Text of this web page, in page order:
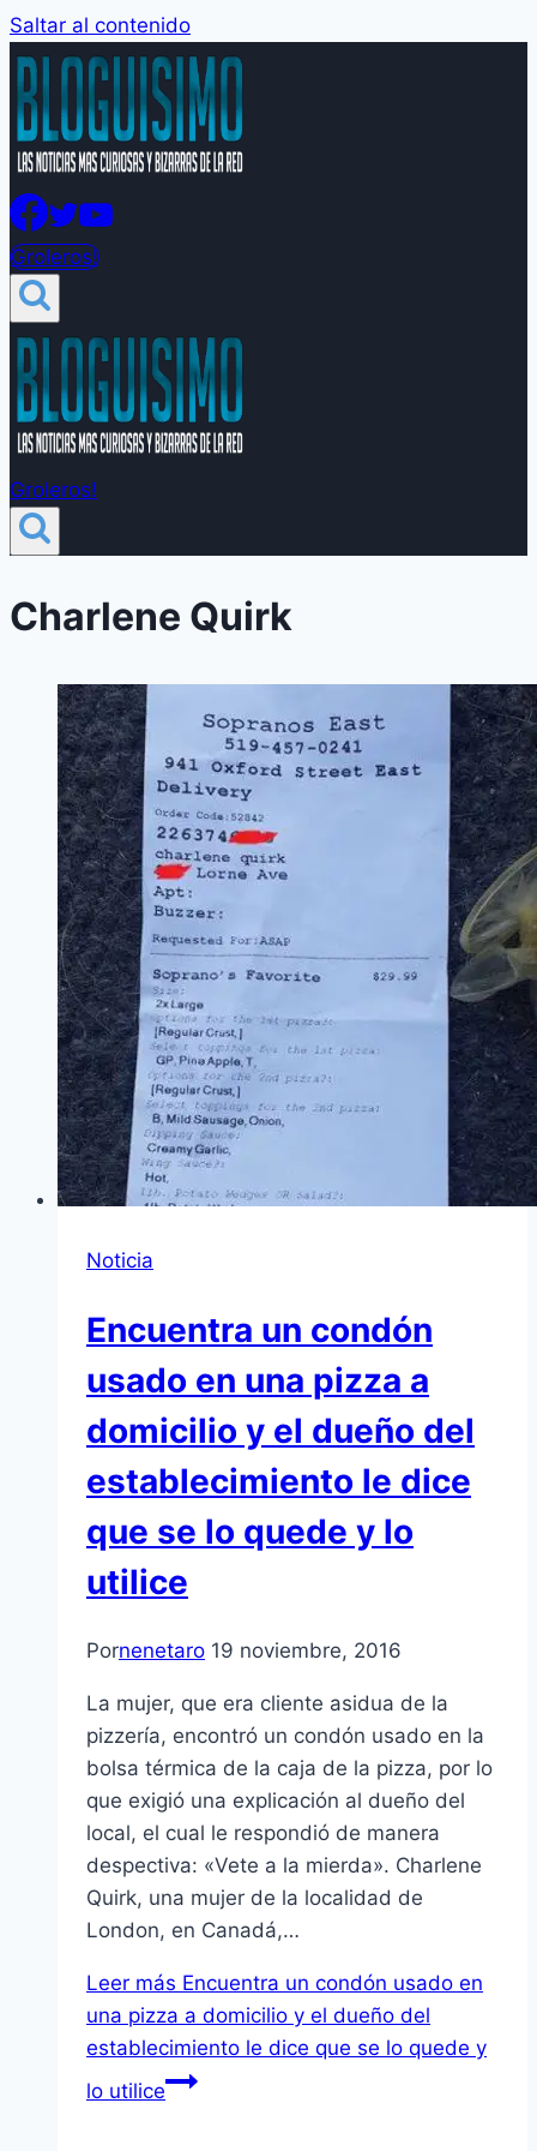
Saltar al contenido
Groleros!
Groleros!
Charlene Quirk
Noticia
Encuentra un condón
usado en una pizza a
domicilio y el dueño del
establecimiento le dice
que se lo quede y lo
utilice
Pornenetaro 19 noviembre, 2016
La mujer, que era cliente asidua de la
pizzería, encontró un condón usado en la
bolsa térmica de la caja de la pizza, por lo
que exigió una explicación al dueño del
local, el cual le respondió de manera
despectiva: «Vete a la mierda». Charlene
Quirk, una mujer de la localidad de
London, en Canadá,…
Leer más Encuentra un condón usado en
una pizza a domicilio y el dueño del
establecimiento le dice que se lo quede y
lo utilice